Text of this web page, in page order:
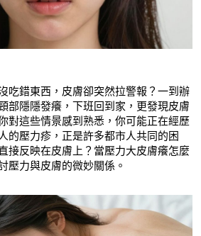
吃錯東西，皮膚卻突然拉警報？一到辦
部隱隱發癢，下班回到家，更發現皮膚
對這些情景感到熟悉，你可能正在經歷
的壓力疹，正是許多都市人共同的困
接反映在皮膚上？當壓力大皮膚癢怎麼
壓力與皮膚的微妙關係。